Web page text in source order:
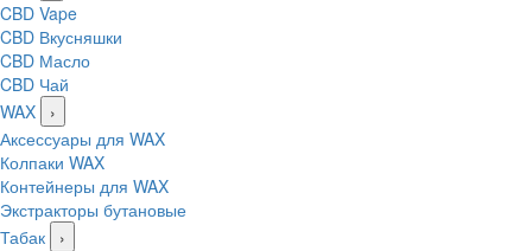
CBD Vape
CBD Вкусняшки
CBD Масло
CBD Чай
WAX
›
Аксессуары для WAX
Колпаки WAX
Контейнеры для WAX
Экстракторы бутановые
Табак
›